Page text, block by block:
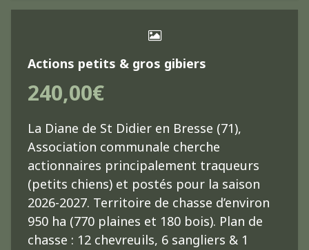
Actions petits & gros gibiers
240,00€
La Diane de St Didier en Bresse (71),
Association communale cherche
actionnaires principalement traqueurs
(petits chiens) et postés pour la saison
2026-2027. Territoire de chasse d’environ
950 ha (770 plaines et 180 bois). Plan de
chasse : 12 chevreuils, 6 sangliers & 1